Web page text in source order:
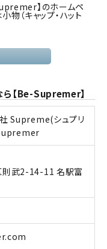
】のホームペ
物（キャップ・ハット
【Be-Supremer】
Supreme(シュプリ
則武2-14-11 名駅富